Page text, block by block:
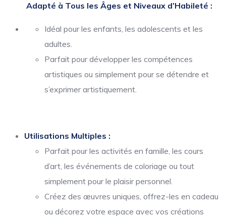
Adapté à Tous les Âges et Niveaux d’Habileté :
Idéal pour les enfants, les adolescents et les
adultes.
Parfait pour développer les compétences
artistiques ou simplement pour se détendre et
s’exprimer artistiquement.
Utilisations Multiples :
Parfait pour les activités en famille, les cours
d’art, les événements de coloriage ou tout
simplement pour le plaisir personnel.
Créez des œuvres uniques, offrez-les en cadeau
ou décorez votre espace avec vos créations